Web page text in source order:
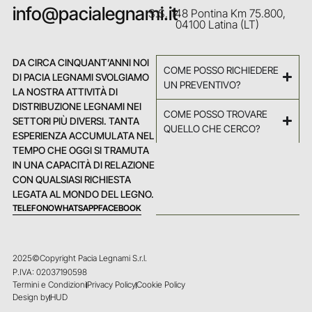
info@pacialegnami.itS.S. 148 Pontina Km 75.800,
04100 Latina (LT)
DA CIRCA CINQUANT’ANNI NOI
DI PACIA LEGNAMI SVOLGIAMO
LA NOSTRA ATTIVITÀ DI
DISTRIBUZIONE LEGNAMI NEI
SETTORI PIÙ DIVERSI. TANTA
ESPERIENZA ACCUMULATA NEL
TEMPO CHE OGGI SI TRAMUTA
IN UNA CAPACITÀ DI RELAZIONE
CON QUALSIASI RICHIESTA
LEGATA AL MONDO DEL LEGNO.
TELEFONOWHATSAPPFACEBOOK
COME POSSO RICHIEDERE
UN PREVENTIVO?
COME POSSO TROVARE
QUELLO CHE CERCO?
2025©Copyright Pacia Legnami S.r.l.
P.IVA: 02037190598
Termini e CondizioniPrivacy PolicyCookie Policy
Design byHUD